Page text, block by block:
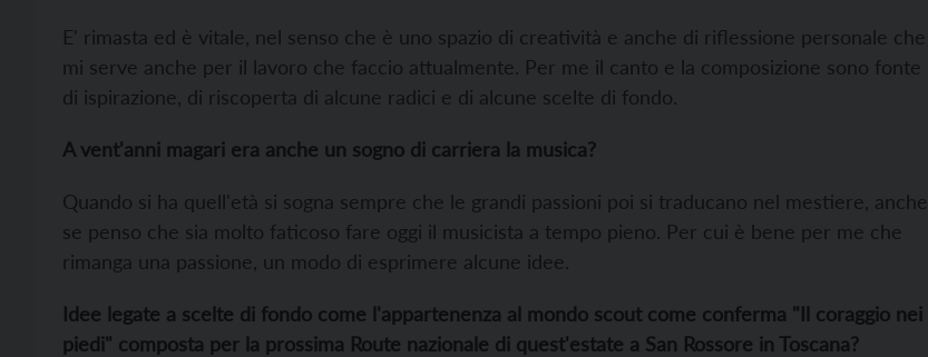
E' rimasta ed è vitale, nel senso che è uno spazio di creatività e anche di riflessione personale che
mi serve anche per il lavoro che faccio attualmente. Per me il canto e la composizione sono fonte
di ispirazione, di riscoperta di alcune radici e di alcune scelte di fondo.
A vent'anni magari era anche un sogno di carriera la musica?
Quando si ha quell'età si sogna sempre che le grandi passioni poi si traducano nel mestiere, anche
se penso che sia molto faticoso fare oggi il musicista a tempo pieno. Per cui è bene per me che
rimanga una passione, un modo di esprimere alcune idee.
Idee legate a scelte di fondo come l'appartenenza al mondo scout come conferma "Il coraggio nei
piedi" composta per la prossima Route nazionale di quest'estate a San Rossore in Toscana?